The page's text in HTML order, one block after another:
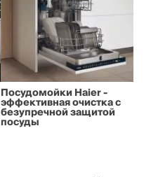
Посудомойки Haier -
эффективная очистка с
безупречной защитой
посуды